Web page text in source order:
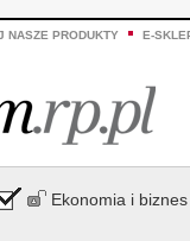
NASZE PRODUKTY E-
Ekonomia i biznes